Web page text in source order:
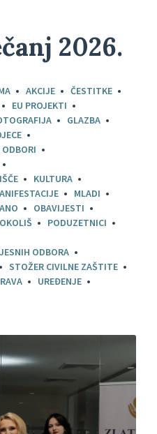
2026.
AKCIJE
ČESTITKE
EU PROJEKTI
GLAZBA
KULTURA
MLADI
OBAVIJESTI
OKOLIŠ
PODUZETNICI
ODBORA
STOŽER CIVILNE ZAŠTITE
UREĐENJE